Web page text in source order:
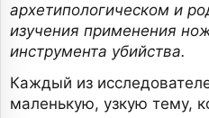
архетипологическом и
изучения применения
инструмента убийства.
Каждый из
маленькую, узкую тему,